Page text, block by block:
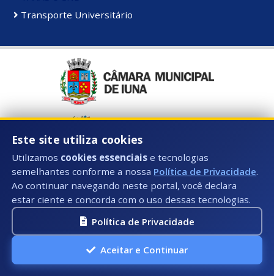
Transporte Universitário
Este site utiliza cookies
Utilizamos cookies essenciais e tecnologias
semelhantes conforme a nossa Política de Privacidade.
Ao continuar navegando neste portal, você declara
estar ciente e concorda com o uso dessas tecnologias.
Política de Privacidade
Aceitar e Continuar